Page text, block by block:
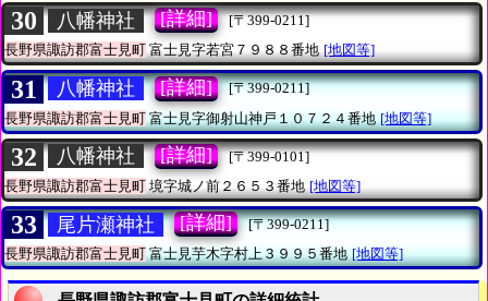
30 八幡神社 [詳細]
[〒399-0211]
長野県諏訪郡富士見町富士見字若宮７９８８番地 [地図等]
31 八幡神社 [詳細]
[〒399-0211]
長野県諏訪郡富士見町富士見字御射山神戸１０７２４番地 [地図等]
32 八幡神社 [詳細]
[〒399-0101]
長野県諏訪郡富士見町 境字城ノ前２６５３番地 [地図等]
33 尾片瀬神社 [詳細]
[〒399-0211]
長野県諏訪郡富士見町富士見芋木字村上３９９５番地 [地図等]